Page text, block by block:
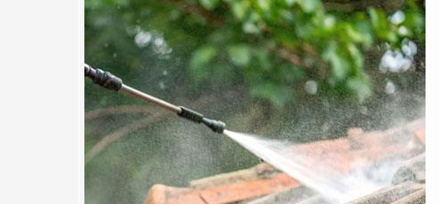
: Des années d’expérience dans
de toiture
dans le domaine de l’entretien de la toiture et notamment en
donc compter sur nous pour éliminer efficacement les mousses qui
su satisfaire nos divers clients, particuliers comme grandes
sur-mesure en démoussage de toiture. En effet, nous sommes aptes à